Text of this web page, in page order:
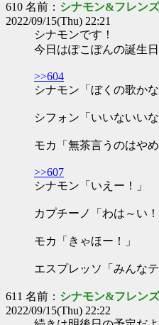
610 名前： シナモン&フレン
2022/09/15(Thu) 22:21
シナモンです！
今日はぽこぽんの誕生
>>604
シナモン「ぼくの歌か
シフォン「いいないい
モカ「無茶言うのはや
>>607
シナモン「いえー！」
カプチーノ「わは～い！
モカ「きゃほー！」
エスプレッソ「みんな
611 名前： シナモン&フレン
2022/09/15(Thu) 22:22